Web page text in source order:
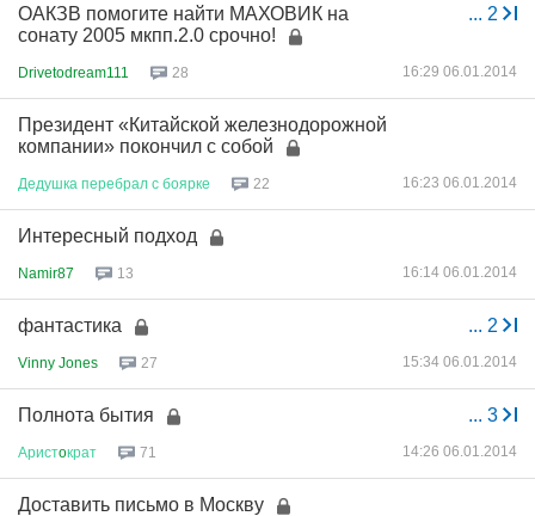
... 2
ОАКЗВ помогите найти МАХОВИК на
сонату 2005 мкпп.2.0 срочно!
Drivetodream111 28 16:29 06.01.2014
Президент «Китайской железнодорожной
компании» покончил с собой
Дедушка перебрал с боярке 22 16:23 06.01.2014
Интересный подход
Namir87 13 16:14 06.01.2014
... 2
фантастика
Vinny Jones 27 15:34 06.01.2014
... 3
Полнота бытия
Аристoкрат 71 14:26 06.01.2014
Доставить письмо в Москву